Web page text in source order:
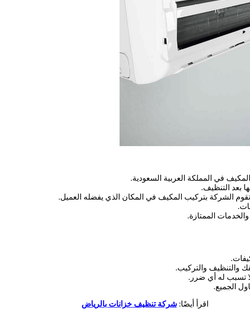
في المملكة العربية السعودية.
بعد التنظيف.
الشركة بتركيب المكيف في المكان الذي يفضله العميل.
الممتازة.
والتنظيف والتركيب.
لا تسبب له أي ضرر.
الجميع.
اقرأ أيضًا:شركة تنظيف خزانات بالرياض